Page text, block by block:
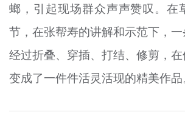
螂，引起现场群众声声赞叹。在
节，在张帮寿的讲解和示范下，
经过折叠、穿插、打结、修剪，
变成了一件件活灵活现的精美作品